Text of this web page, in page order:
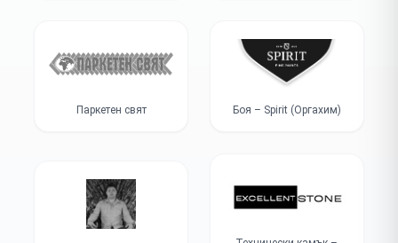
Паркетен свят Боя – Spirit (Оргахим)